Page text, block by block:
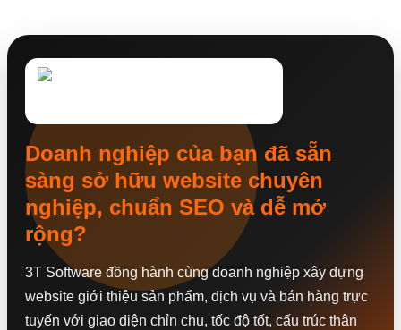
Doanh nghiệp của bạn đã sẵn
sàng sở hữu website chuyên
nghiệp, chuẩn SEO và dễ mở
rộng?
3T Software đồng hành cùng doanh nghiệp xây dựng
website giới thiệu sản phẩm, dịch vụ và bán hàng trực
tuyến với giao diện chỉn chu, tốc độ tốt, cấu trúc thân